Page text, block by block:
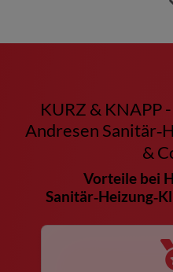
KURZ & KNAPP
Andresen
&
Vorteile bei